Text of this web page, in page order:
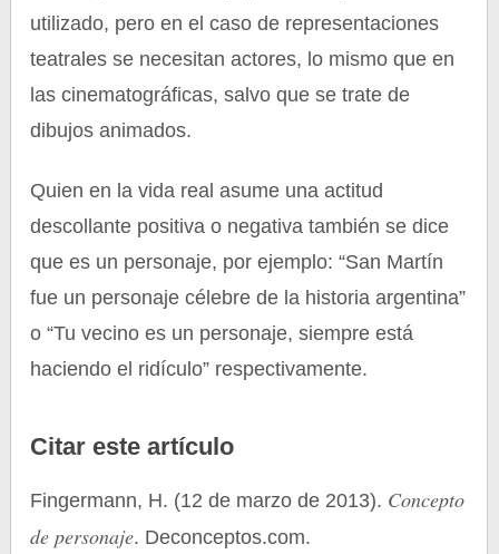
utilizado, pero en el caso de representaciones
teatrales se necesitan actores, lo mismo que en
las cinematográficas, salvo que se trate de
dibujos animados.
Quien en la vida real asume una actitud
descollante positiva o negativa también se dice
que es un personaje, por ejemplo: “San Martín
fue un personaje célebre de la historia argentina”
o “Tu vecino es un personaje, siempre está
haciendo el ridículo” respectivamente.
Citar este artículo
Fingermann, H. (12 de marzo de 2013). Concepto
de personaje. Deconceptos.com.